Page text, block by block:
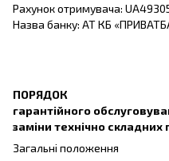
Рахунок отримувача:
Назва банку: АТ КБ
ПОРЯДОК
гарантійного
заміни технічно складних
Загальні положення